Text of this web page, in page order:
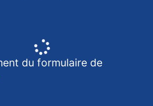
du formulaire de